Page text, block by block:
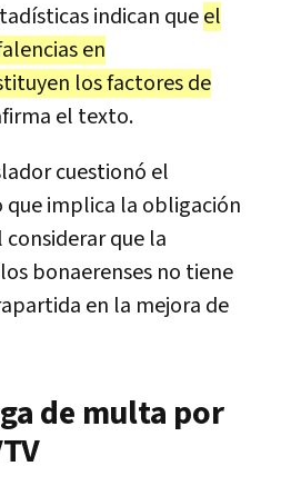
indican queel
en
los factores de
el texto.
cuestionó el
implica la obligación
considerar que la
bonaerenses no tiene
en la mejora de
de multa por